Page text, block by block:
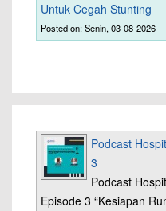
Untuk Cegah Stunting
Posted on: Senin, 03-08-2026
Podcast
3
Podcast
Episode 3 “Kesiapan